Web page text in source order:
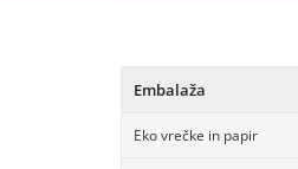
Embalaža
Eko vrečke in papir